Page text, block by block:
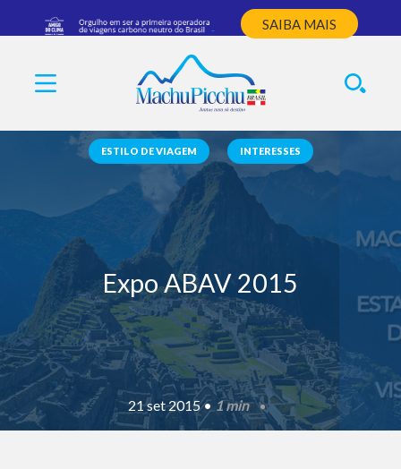
SAIBA MAIS
ESTILO DE VIAGEM INTERESSES
Expo ABAV 2015
21 set 2015 • 1 min